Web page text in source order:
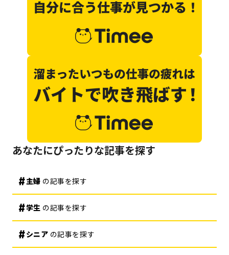
あなたにぴったりな記事を探す
主婦 の記事を探す
学生 の記事を探す
シニア の記事を探す